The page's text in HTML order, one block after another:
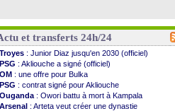
et transferts 24h/24
Troyes : Junior Diaz jusqu'en 2030 (officiel)
PSG : Akliouche a signé (officiel)
OM : une offre pour Bulka
PSG : contrat signé pour Akliouche
Ouganda : Owori battu à mort à Kampala
Arsenal : Arteta veut créer une dynastie